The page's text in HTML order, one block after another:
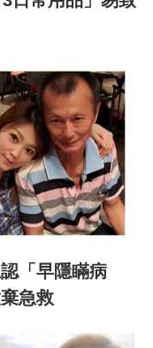
「早隱瞞病
急救